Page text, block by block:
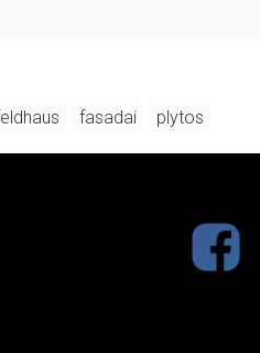
fasadai plytos